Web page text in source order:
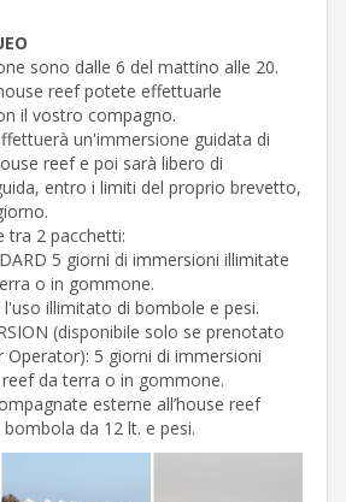
sono dalle 6 del mattino alle 20.
reef potete effettuarle
il vostro compagno.
un'immersione guidata di
reef e poi sarà libero di
entro i limiti del proprio brevetto,
tra 2 pacchetti:
5 giorni di immersioni illimitate
o in gommone.
illimitato di bombole e pesi.
(disponibile solo se prenotato
5 giorni di immersioni
da terra o in gommone.
esterne all’house reef
da 12 lt. e pesi.